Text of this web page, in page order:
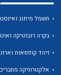
חשמל מיתוג
בקרה רובוטיקה
זיווד קופסאות
אלקטרוניקה